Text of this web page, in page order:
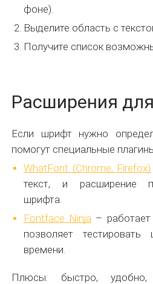
фоне).
Выделите область с
Получите список
Расширения
Если шрифт нужно
помогут специальные
WhatFont (Chrome, Firefox)
текст, и расширение
шрифта.
Fontface Ninja –
позволяет
времени.
Плюсы: быстро,